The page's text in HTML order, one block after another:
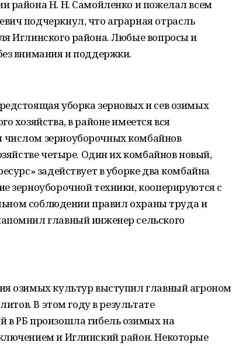
района Н. Н. Самойленко и пожелал всем
подчеркнул, что аграрная отрасль
Иглинского района. Любые вопросы и
внимания и поддержки.
уборка зерновых и сев озимых
хозяйства, в районе имеется вся
зерноуборочных комбайнов
четыре. Один их комбайнов новый,
задействует в уборке два комбайна
зерноуборочной техники, кооперируются с
соблюдении правил охраны труда и
главный инженер сельского
озимых культур выступил главный агроном
В этом году в результате
в РБ произошла гибель озимых на
и Иглинский район. Некоторые